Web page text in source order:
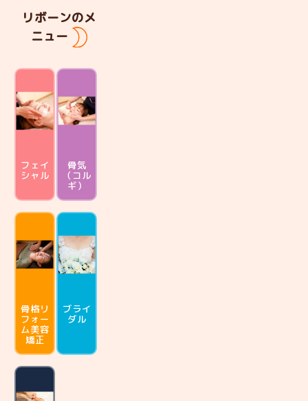
リボーンのメ
ニュー
フェイ
シャル
骨気
（コル
ギ）
骨格リ
フォー
ム美容
矯正
ブライ
ダル